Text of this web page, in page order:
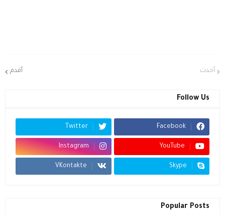
أحدث أقدم
Follow Us
Facebook
Twitter
YouTube
Instagram
Skype
VKontakte
Popular Posts